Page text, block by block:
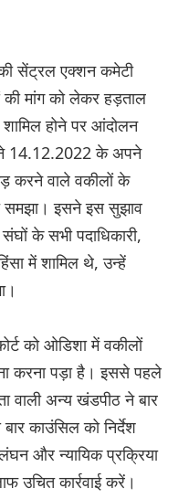
सेंट्रल एक्शन कमेटी
की मांग को लेकर हड़ताल
होने पर आंदोलन
ने 14.12.2022 के अपने
करने वाले वकीलों के
समझा। इसने इस सुझाव
के सभी पदाधिकारी,
में शामिल थे, उन्हें
को ओडिशा में वकीलों
करना पड़ा है। इससे पहले
वाली अन्य खंडपीठ ने बार
काउंसिल को निर्देश
और न्यायिक प्रक्रिया
उचित कार्रवाई करें।